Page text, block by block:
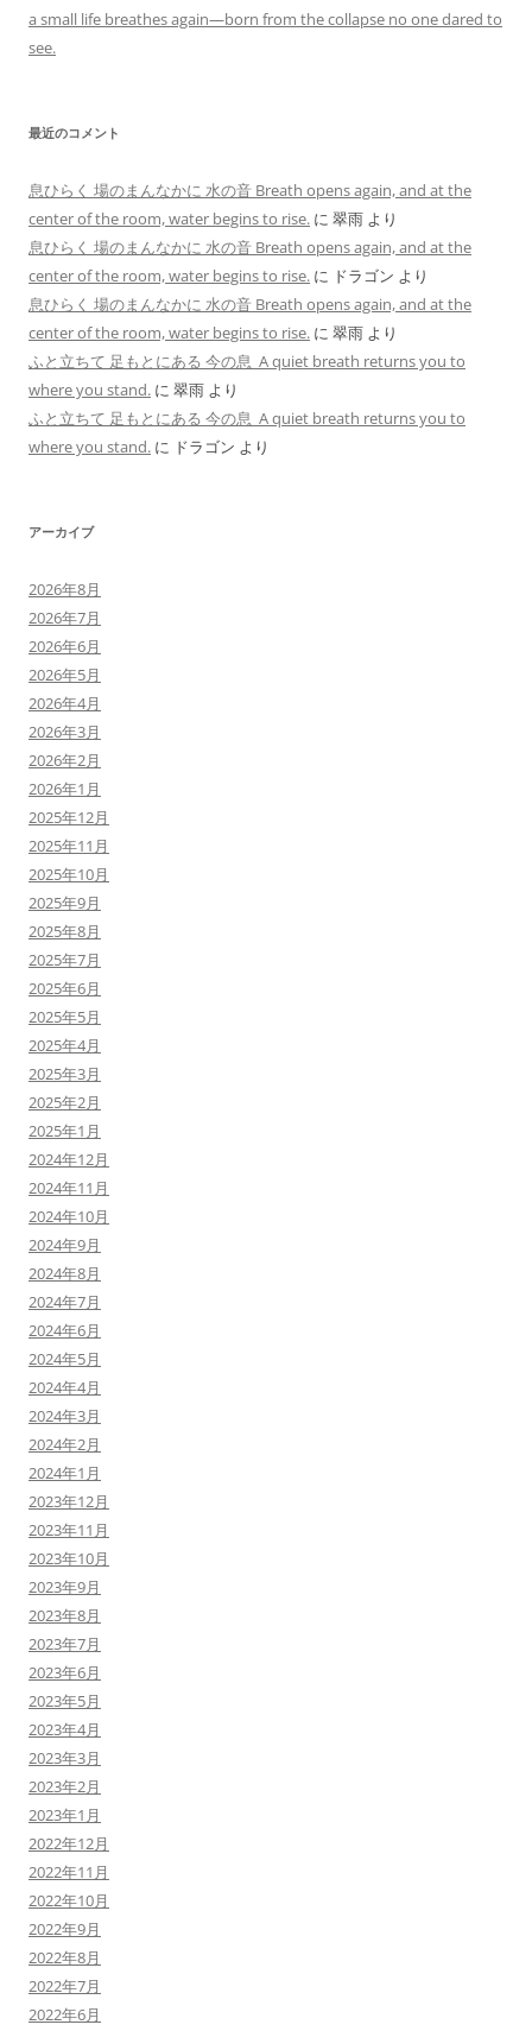
a small life breathes again—born from the collapse no one dared to
see.
最近のコメント
息ひらく 場のまんなかに 水の音 Breath opens again, and at the
center of the room, water begins to rise. に 翠雨 より
息ひらく 場のまんなかに 水の音 Breath opens again, and at the
center of the room, water begins to rise. に ドラゴン より
息ひらく 場のまんなかに 水の音 Breath opens again, and at the
center of the room, water begins to rise. に 翠雨 より
ふと立ちて 足もとにある 今の息 A quiet breath returns you to
where you stand. に 翠雨 より
ふと立ちて 足もとにある 今の息 A quiet breath returns you to
where you stand. に ドラゴン より
アーカイブ
2026年8月
2026年7月
2026年6月
2026年5月
2026年4月
2026年3月
2026年2月
2026年1月
2025年12月
2025年11月
2025年10月
2025年9月
2025年8月
2025年7月
2025年6月
2025年5月
2025年4月
2025年3月
2025年2月
2025年1月
2024年12月
2024年11月
2024年10月
2024年9月
2024年8月
2024年7月
2024年6月
2024年5月
2024年4月
2024年3月
2024年2月
2024年1月
2023年12月
2023年11月
2023年10月
2023年9月
2023年8月
2023年7月
2023年6月
2023年5月
2023年4月
2023年3月
2023年2月
2023年1月
2022年12月
2022年11月
2022年10月
2022年9月
2022年8月
2022年7月
2022年6月